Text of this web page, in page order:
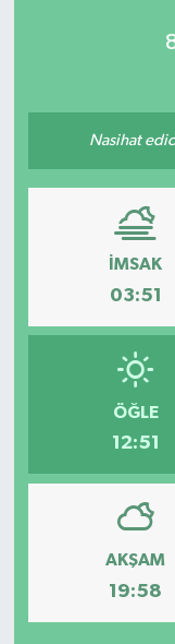
Nasihat
İMSAK
03:51
ÖĞLE
12:51
AKŞAM
19:58
Sağlık
Dünya
Magazin
Kültür &
Bilim,